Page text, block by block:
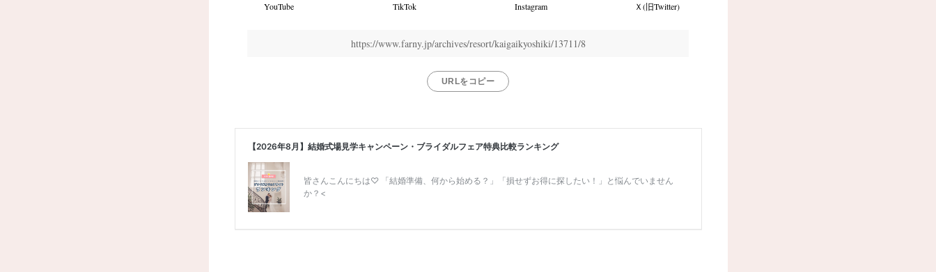
YouTube TikTok Instagram Ｘ(旧Twitter)
https://www.farny.jp/archives/resort/kaigaikyoshiki/13711/8
URLをコピー